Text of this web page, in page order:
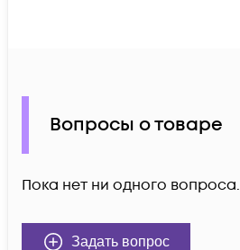
Вопросы о товаре
Пока нет ни одного вопроса.
Задать вопрос